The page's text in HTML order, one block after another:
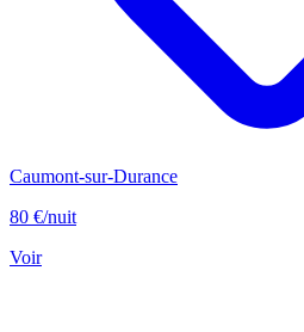
Caumont-sur-Durance
80 €/nuit
Voir